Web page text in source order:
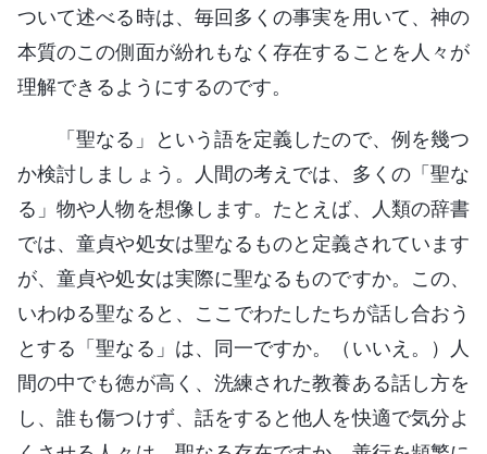
ついて述べる時は、毎回多くの事実を用いて、神の
本質のこの側面が紛れもなく存在することを人々が
理解できるようにするのです。
「聖なる」という語を定義したので、例を幾つ
か検討しましょう。人間の考えでは、多くの「聖な
る」物や人物を想像します。たとえば、人類の辞書
では、童貞や処女は聖なるものと定義されています
が、童貞や処女は実際に聖なるものですか。この、
いわゆる聖なると、ここでわたしたちが話し合おう
とする「聖なる」は、同一ですか。（いいえ。）人
間の中でも徳が高く、洗練された教養ある話し方を
し、誰も傷つけず、話をすると他人を快適で気分よ